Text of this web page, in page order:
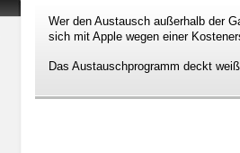
Wer den Austausch außerhalb der
sich mit Apple wegen einer
Das Austauschprogramm deckt